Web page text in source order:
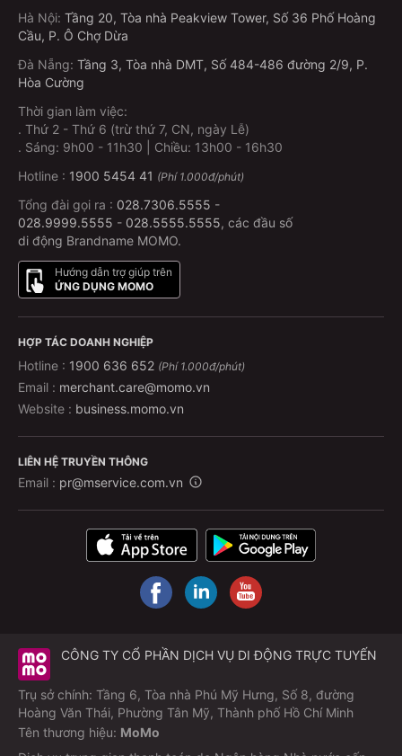
Hà Nội: Tầng 20, Tòa nhà Peakview Tower, Số 36 Phố Hoàng
Cầu, P. Ô Chợ Dừa
Đà Nẵng: Tầng 3, Tòa nhà DMT, Số 484-486 đường 2/9, P.
Hòa Cường
Thời gian làm việc:
. Thứ 2 - Thứ 6 (trừ thứ 7, CN, ngày Lễ)
. Sáng: 9h00 - 11h30 | Chiều: 13h00 - 16h30
Hotline : 1900 5454 41 (Phí 1.000đ/phút)
Tổng đài gọi ra : 028.7306.5555 -
028.9999.5555 - 028.5555.5555, các đầu số
di động Brandname MOMO.
Hướng dẫn trợ giúp trên
ỨNG DỤNG MOMO
HỢP TÁC DOANH NGHIỆP
Hotline : 1900 636 652 (Phí 1.000đ/phút)
Email : merchant.care@momo.vn
Website : business.momo.vn
LIÊN HỆ TRUYỀN THÔNG
Email : pr@mservice.com.vn
CÔNG TY CỔ PHẦN DỊCH VỤ DI ĐỘNG TRỰC TUYẾN
Trụ sở chính: Tầng 6, Tòa nhà Phú Mỹ Hưng, Số 8, đường
Hoàng Văn Thái, Phường Tân Mỹ, Thành phố Hồ Chí Minh
Tên thương hiệu: MoMo